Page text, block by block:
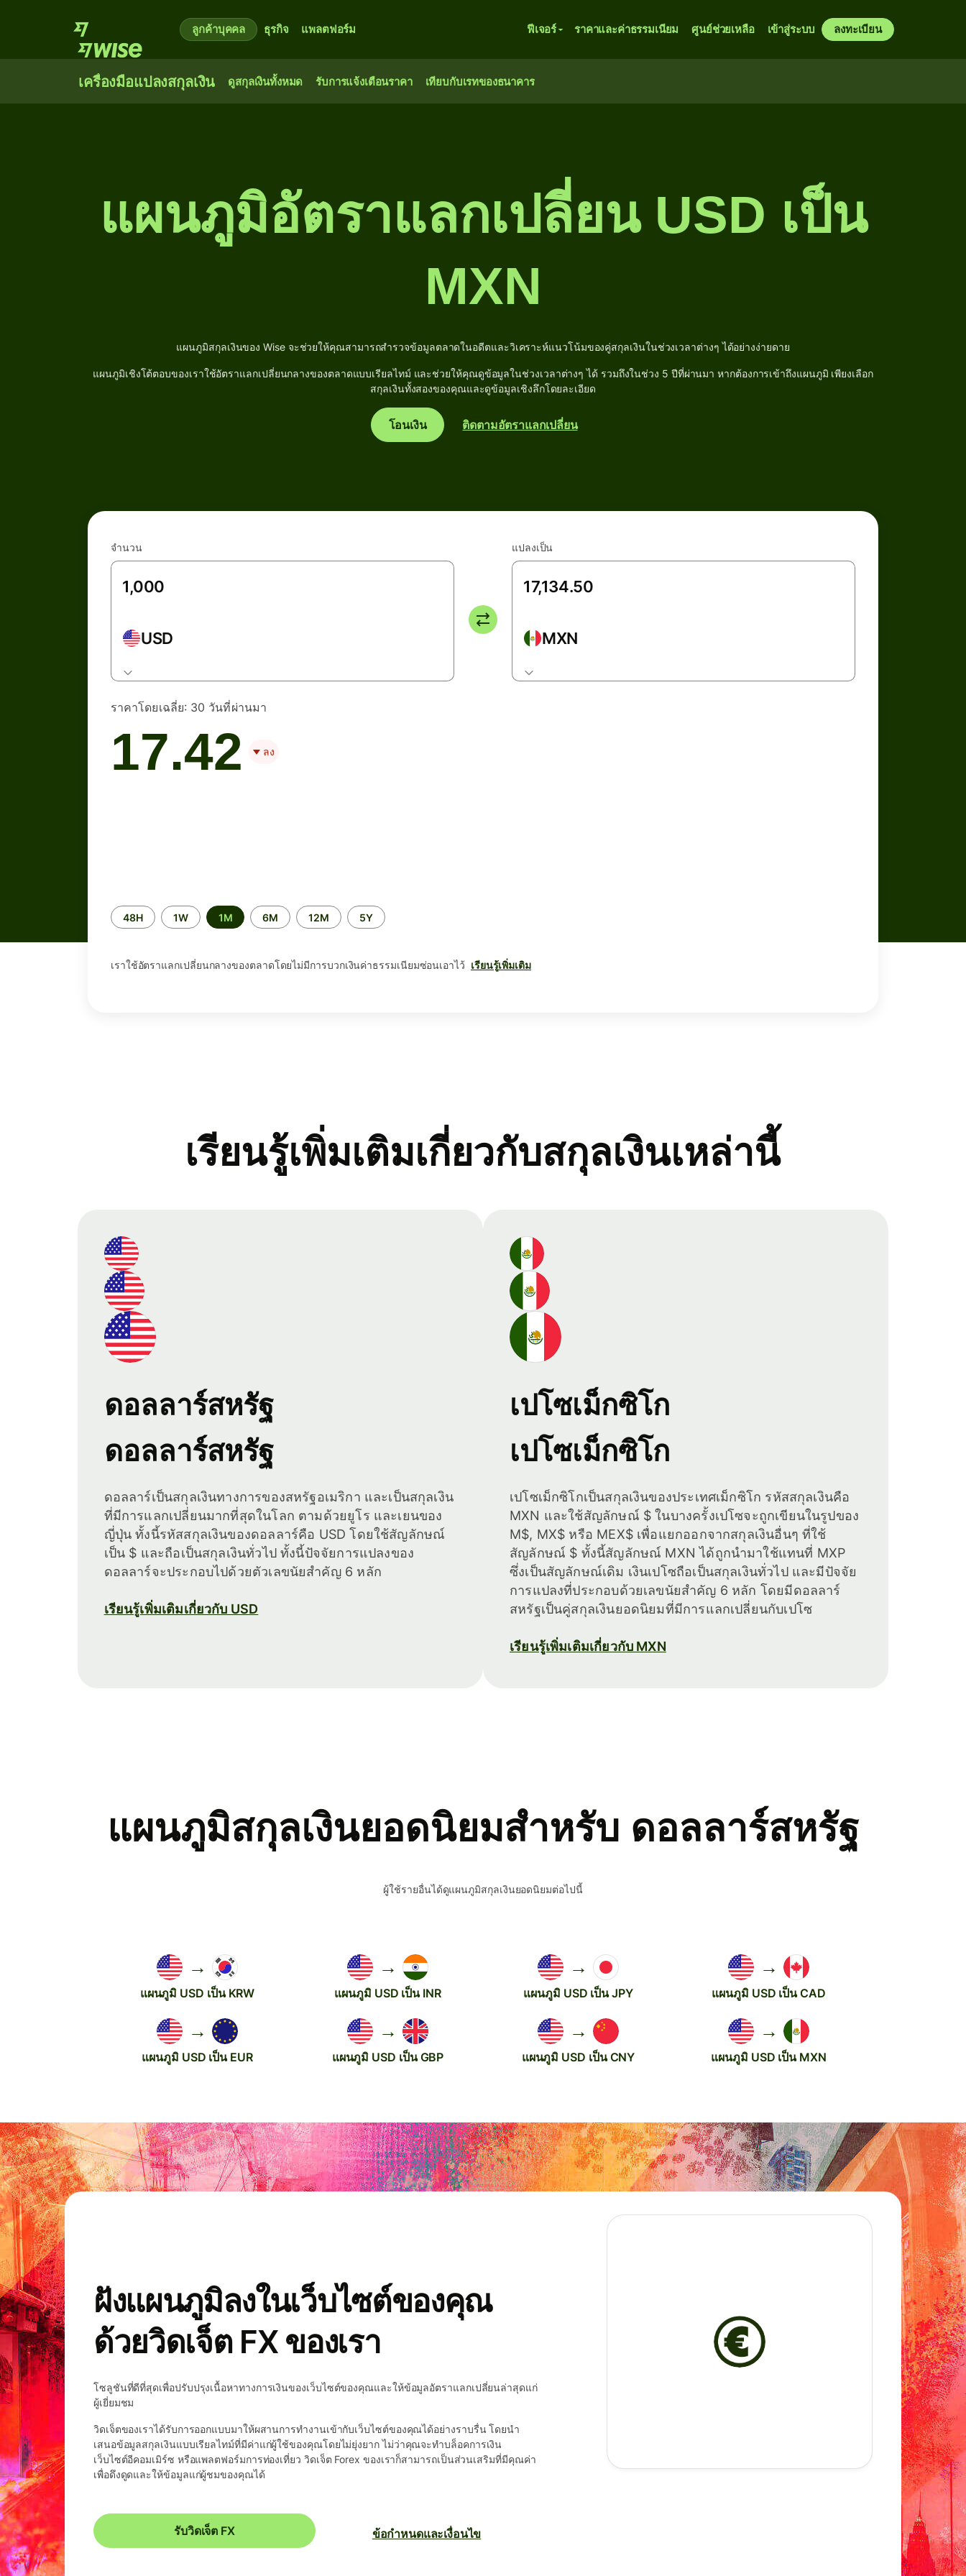
ลูกค้าบุคคล ธุรกิจ แพลตฟอร์ม ฟีเจอร์ ราคาและค่าธรรมเนียม ศูนย์ช่วยเหลือ เข้าสู่ระบบ ลงทะเบียน
เครื่องมือแปลงสกุลเงิน ดูสกุลเงินทั้งหมด รับการแจ้งเตือนราคา เทียบกับเรทของธนาคาร
แผนภูมิอัตราแลกเปลี่ยน USD เป็น
MXN
แผนภูมิสกุลเงินของ Wise จะช่วยให้คุณสามารถสำรวจข้อมูลตลาดในอดีตและวิเคราะห์แนวโน้มของคู่สกุลเงินในช่วงเวลาต่างๆ ได้อย่างง่ายดาย
แผนภูมิเชิงโต้ตอบของเราใช้อัตราแลกเปลี่ยนกลางของตลาดแบบเรียลไทม์ และช่วยให้คุณดูข้อมูลในช่วงเวลาต่างๆ ได้ รวมถึงในช่วง 5 ปีที่ผ่านมา หากต้องการเข้าถึงแผนภูมิ เพียงเลือก
สกุลเงินทั้งสองของคุณและดูข้อมูลเชิงลึกโดยละเอียด
โอนเงิน ติดตามอัตราแลกเปลี่ยน
จำนวน
USD
แปลงเป็น
MXN
ราคาโดยเฉลี่ย: 30 วันที่ผ่านมา
17.42 ลง
ระยะ
เวลา
48H 1W 1M 6M 12M 5Y
เราใช้อัตราแลกเปลี่ยนกลางของตลาดโดยไม่มีการบวกเงินค่าธรรมเนียมซ่อนเอาไว้ เรียนรู้เพิ่มเติม
เรียนรู้เพิ่มเติมเกี่ยวกับสกุลเงินเหล่านี้
ดอลลาร์สหรัฐ
ดอลลาร์สหรัฐ
ดอลลาร์เป็นสกุลเงินทางการของสหรัฐอเมริกา และเป็นสกุลเงิน
ที่มีการแลกเปลี่ยนมากที่สุดในโลก ตามด้วยยูโร และเยนของ
ญี่ปุ่น ทั้งนี้รหัสสกุลเงินของดอลลาร์คือ USD โดยใช้สัญลักษณ์
เป็น $ และถือเป็นสกุลเงินทั่วไป ทั้งนี้ปัจจัยการแปลงของ
ดอลลาร์จะประกอบไปด้วยตัวเลขนัยสำคัญ 6 หลัก
เรียนรู้เพิ่มเติมเกี่ยวกับ USD
เปโซเม็กซิโก
เปโซเม็กซิโก
เปโซเม็กซิโกเป็นสกุลเงินของประเทศเม็กซิโก รหัสสกุลเงินคือ
MXN และใช้สัญลักษณ์ $ ในบางครั้งเปโซจะถูกเขียนในรูปของ
M$, MX$ หรือ MEX$ เพื่อแยกออกจากสกุลเงินอื่นๆ ที่ใช้
สัญลักษณ์ $ ทั้งนี้สัญลักษณ์ MXN ได้ถูกนำมาใช้แทนที่ MXP
ซึ่งเป็นสัญลักษณ์เดิม เงินเปโซถือเป็นสกุลเงินทั่วไป และมีปัจจัย
การแปลงที่ประกอบด้วยเลขนัยสำคัญ 6 หลัก โดยมีดอลลาร์
สหรัฐเป็นคู่สกุลเงินยอดนิยมที่มีการแลกเปลี่ยนกับเปโซ
เรียนรู้เพิ่มเติมเกี่ยวกับ MXN
แผนภูมิสกุลเงินยอดนิยมสำหรับ ดอลลาร์สหรัฐ
ผู้ใช้รายอื่นได้ดูแผนภูมิสกุลเงินยอดนิยมต่อไปนี้
→
แผนภูมิ USD เป็น KRW
→
แผนภูมิ USD เป็น INR
→
แผนภูมิ USD เป็น JPY
→
แผนภูมิ USD เป็น CAD
→
แผนภูมิ USD เป็น EUR
→
แผนภูมิ USD เป็น GBP
→
แผนภูมิ USD เป็น CNY
→
แผนภูมิ USD เป็น MXN
ฝังแผนภูมิลงในเว็บไซต์ของคุณ
ด้วยวิดเจ็ต FX ของเรา
โซลูชันที่ดีที่สุดเพื่อปรับปรุงเนื้อหาทางการเงินของเว็บไซต์ของคุณและให้ข้อมูลอัตราแลกเปลี่ยนล่าสุดแก่
ผู้เยี่ยมชม
วิดเจ็ตของเราได้รับการออกแบบมาให้ผสานการทำงานเข้ากับเว็บไซต์ของคุณได้อย่างราบรื่น โดยนำ
เสนอข้อมูลสกุลเงินแบบเรียลไทม์ที่มีค่าแก่ผู้ใช้ของคุณโดยไม่ยุ่งยาก ไม่ว่าคุณจะทำบล็อคการเงิน
เว็บไซต์อีคอมเมิร์ซ หรือแพลตฟอร์มการท่องเที่ยว วิดเจ็ต Forex ของเราก็สามารถเป็นส่วนเสริมที่มีคุณค่า
เพื่อดึงดูดและให้ข้อมูลแก่ผู้ชมของคุณได้
รับวิดเจ็ต FX ข้อกำหนดและเงื่อนไข